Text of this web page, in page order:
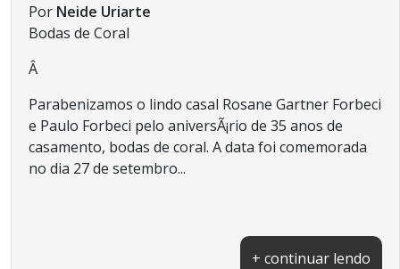
Por Neide Uriarte
Bodas de Coral
Â
Parabenizamos o lindo casal Rosane Gartner Forbeci
e Paulo Forbeci pelo aniversÃ¡rio de 35 anos de
casamento, bodas de coral. A data foi comemorada
no dia 27 de setembro...
+ continuar lendo